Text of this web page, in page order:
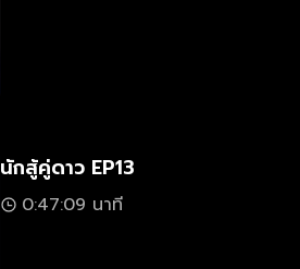
นักสู้คู่ดาว EP13
0:47:09 นาที